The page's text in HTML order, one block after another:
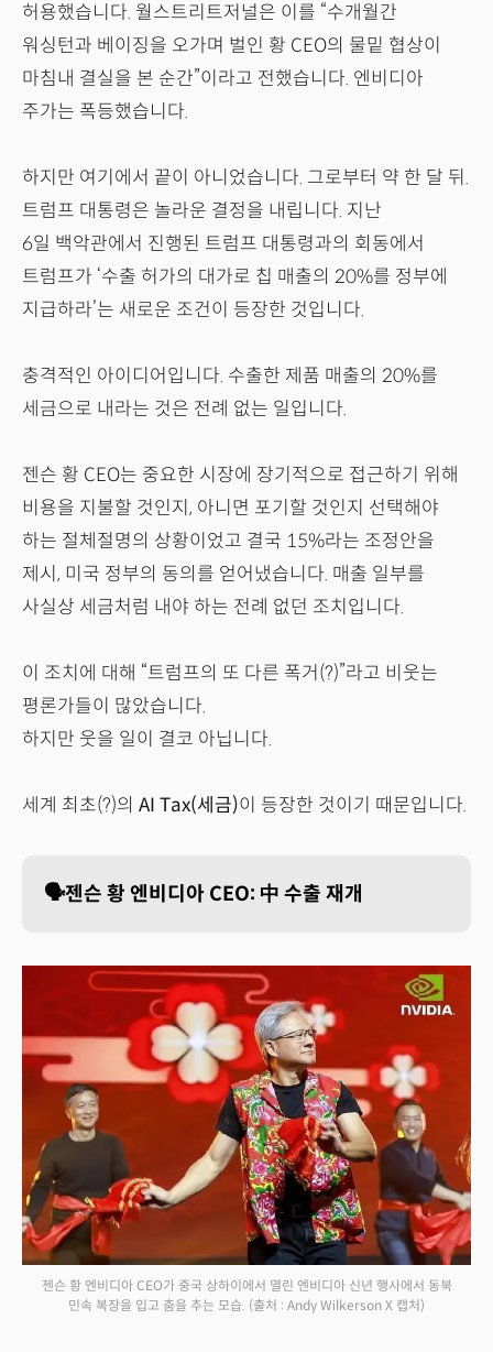
허용했습니다. 월스트리트저널은 이를 “수개월간
워싱턴과 베이징을 오가며 벌인 황 CEO의 물밑 협상이
마침내 결실을 본 순간”이라고 전했습니다. 엔비디아
주가는 폭등했습니다.
하지만 여기에서 끝이 아니었습니다. 그로부터 약 한 달 뒤.
트럼프 대통령은 놀라운 결정을 내립니다. 지난
6일 백악관에서 진행된 트럼프 대통령과의 회동에서
트럼프가 ‘수출 허가의 대가로 칩 매출의 20%를 정부에
지급하라’는 새로운 조건이 등장한 것입니다.
충격적인 아이디어입니다. 수출한 제품 매출의 20%를
세금으로 내라는 것은 전례 없는 일입니다.
젠슨 황 CEO는 중요한 시장에 장기적으로 접근하기 위해
비용을 지불할 것인지, 아니면 포기할 것인지 선택해야
하는 절체절명의 상황이었고 결국 15%라는 조정안을
제시, 미국 정부의 동의를 얻어냈습니다. 매출 일부를
사실상 세금처럼 내야 하는 전례 없던 조치입니다.
이 조치에 대해 “트럼프의 또 다른 폭거(?)”라고 비웃는
평론가들이 많았습니다.
하지만 웃을 일이 결코 아닙니다.
세계 최초(?)의 AI Tax(세금)이 등장한 것이기 때문입니다.
🗣️젠슨 황 엔비디아 CEO: 中 수출 재개
젠슨 황 엔비디아 CEO가 중국 상하이에서 열린 엔비디아 신년 행사에서 동북
민속 복장을 입고 춤을 추는 모습. (출처 : Andy Wilkerson X 캡처)